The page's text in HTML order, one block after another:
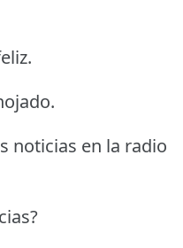
noticias en la radio